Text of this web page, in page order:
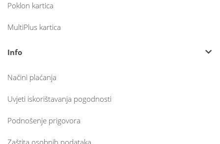
Poklon kartica
MultiPlus kartica
Info
Načini plaćanja
Uvjeti iskorištavanja pogodnosti
Podnošenje prigovora